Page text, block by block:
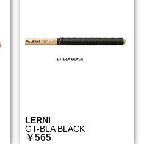
LERNI
GT-BLA BLACK
￥565